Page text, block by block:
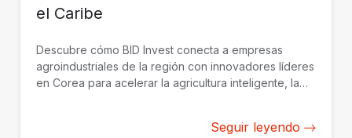
el Caribe
Descubre cómo BID Invest conecta a empresas
agroindustriales de la región con innovadores líderes
en Corea para acelerar la agricultura inteligente, la
Seguir leyendo